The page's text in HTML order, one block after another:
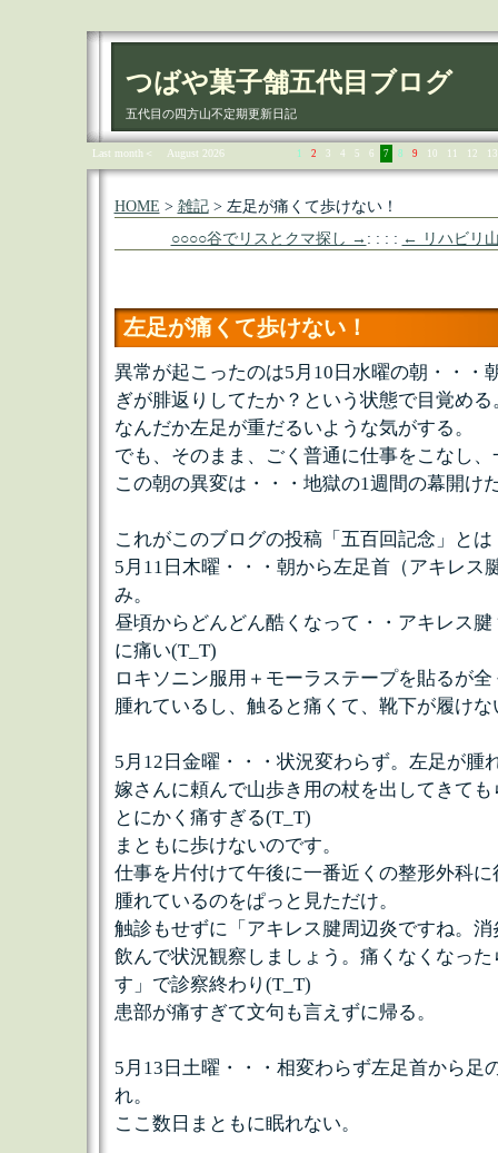
つばや菓子舗五代目ブログ
五代目の四方山不定期更新日記
Last month＜ August 2026 1 2 3 4 5 6 7 8 9 10 11 12 13
HOME > 雑記> 左足が痛くて歩けない！
○○○○谷でリスとクマ探し → : : : : ← リハビリ
左足が痛くて歩けない！
異常が起こったのは5月10日水曜の朝・・・
ぎが腓返りしてたか？という状態で目覚める
なんだか左足が重だるいような気がする。
でも、そのまま、ごく普通に仕事をこなし
この朝の異変は・・・地獄の1週間の幕開け
これがこのブログの投稿「五百回記念」とは
5月11日木曜・・・朝から左足首（アキレス
み。
昼頃からどんどん酷くなって・・アキレス
に痛い(T_T)
ロキソニン服用＋モーラステープを貼るが
腫れているし、触ると痛くて、靴下が履けな
5月12日金曜・・・状況変わらず。左足が腫
嫁さんに頼んで山歩き用の杖を出してきても
とにかく痛すぎる(T_T)
まともに歩けないのです。
仕事を片付けて午後に一番近くの整形外科
腫れているのをぱっと見ただけ。
触診もせずに「アキレス腱周辺炎ですね。
飲んで状況観察しましょう。痛くなくなっ
す」で診察終わり(T_T)
患部が痛すぎて文句も言えずに帰る。
5月13日土曜・・・相変わらず左足首から足
れ。
ここ数日まともに眠れない。